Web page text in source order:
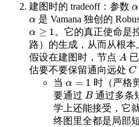
建图时的 tradeoff：参数 α
α
α
α 是 Vamana 独创的
α ≥ 1
α≥ 1
。它的真正使命是
路）的生成，从而从根本
假设在建图时，节点 A
A
估要不要保留通向远处 C
C
当 α = 1
α= 1
时（严格
要通过 B
B 通过多条
学上还能接受，它
终图里全都是局部